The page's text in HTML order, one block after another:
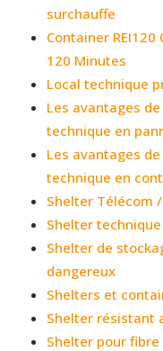
surchauffe
Container
120 Minutes
Local technique
Les avantages
technique en
Les avantages
technique en
Shelter Télécom
Shelter
Shelter de
dangereux
Shelters et
Shelter résistant
Shelter pour fibre